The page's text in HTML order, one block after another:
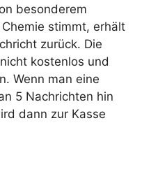
besonderem
stimmt, erhält
zurück. Die
kostenlos und
Wenn man eine
5 Nachrichten hin
dann zur Kasse